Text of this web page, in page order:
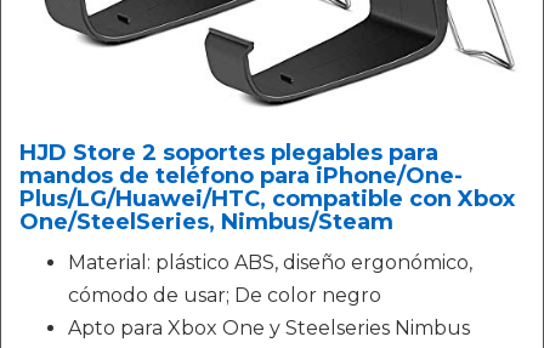
HJD Store 2 soportes plegables para
mandos de teléfono para iPhone/One-
Plus/LG/Huawei/HTC, compatible con Xbox
One/SteelSeries, Nimbus/Steam
Material: plástico ABS, diseño ergonómico,
cómodo de usar; De color negro
Apto para Xbox One y Steelseries Nimbus